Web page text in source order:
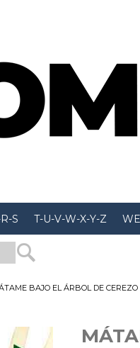
S T-U-V-W-X-Y-Z
BAJO EL ÁRBOL DE CEREZO